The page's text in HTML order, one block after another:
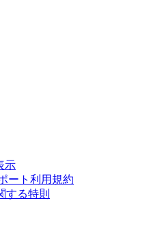
示
ート利用規約
する特則